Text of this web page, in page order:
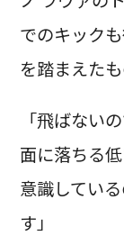
でのキック
を踏まえた
「飛ばない
面に落ちる
意識してい
す」